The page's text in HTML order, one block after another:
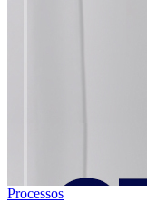
Processos